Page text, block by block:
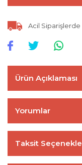
Acil
Ürün Açıklaması
Yorumlar
Taksit